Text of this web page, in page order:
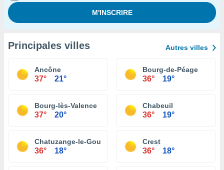
Principales villes Autres villes
Ancône
37° 21°
Bourg-de-Péage
36° 19°
Bourg-lès-Valence
37° 20°
Chabeuil
36° 19°
Chatuzange-le-Goubet
36° 18°
Crest
36° 18°